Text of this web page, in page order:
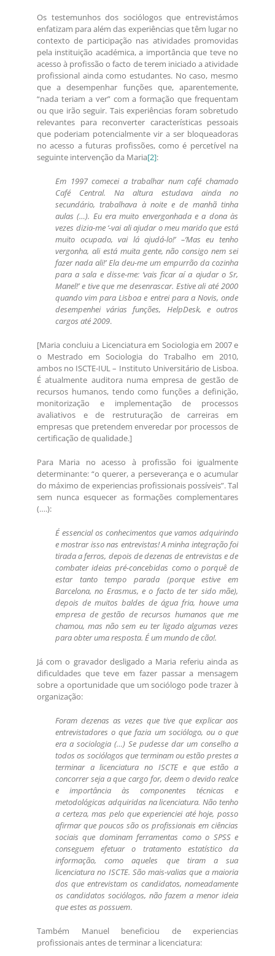
Os testemunhos dos sociólogos que entrevistámos
enfatizam para além das experiências que têm lugar no
contexto de participação nas atividades promovidas
pela instituição académica, a importância que teve no
acesso à profissão o facto de terem iniciado a atividade
profissional ainda como estudantes. No caso, mesmo
que a desempenhar funções que, aparentemente,
“nada teriam a ver” com a formação que frequentam
ou que irão seguir. Tais experiências foram sobretudo
relevantes para reconverter características pessoais
que poderiam potencialmente vir a ser bloqueadoras
no acesso a futuras profissões, como é percetível na
seguinte intervenção da Maria[2]:
Em 1997 comecei a trabalhar num café chamado
Café Central. Na altura estudava ainda no
secundário, trabalhava à noite e de manhã tinha
aulas (…). Eu era muito envergonhada e a dona às
vezes dizia-me ‘-vai ali ajudar o meu marido que está
muito ocupado, vai lá ajudá-lo!’ –‘Mas eu tenho
vergonha, ali está muita gente, não consigo nem sei
fazer nada ali!’ Ela deu-me um empurrão da cozinha
para a sala e disse-me: ‘vais ficar aí a ajudar o Sr,
Manel!’ e tive que me desenrascar. Estive ali até 2000
quando vim para Lisboa e entrei para a Novis, onde
desempenhei várias funções, HelpDesk, e outros
cargos até 2009.
[Maria concluiu a Licenciatura em Sociologia em 2007 e
o Mestrado em Sociologia do Trabalho em 2010,
ambos no ISCTE-IUL – Instituto Universitário de Lisboa.
É atualmente auditora numa empresa de gestão de
recursos humanos, tendo como funções a definição,
monitorização e implementação de processos
avaliativos e de restruturação de carreiras em
empresas que pretendem enveredar por processos de
certificação de qualidade.]
Para Maria no acesso à profissão foi igualmente
determinante: “o querer, a perseverança e o acumular
do máximo de experiencias profissionais possíveis”. Tal
sem nunca esquecer as formações complementares
(….):
É essencial os conhecimentos que vamos adquirindo
e mostrar isso nas entrevistas! A minha integração foi
tirada a ferros, depois de dezenas de entrevistas e de
combater ideias pré-concebidas como o porquê de
estar tanto tempo parada (porque estive em
Barcelona, no Erasmus, e o facto de ter sido mãe),
depois de muitos baldes de água fria, houve uma
empresa de gestão de recursos humanos que me
chamou, mas não sem eu ter ligado algumas vezes
para obter uma resposta. É um mundo de cão!.
Já com o gravador desligado a Maria referiu ainda as
dificuldades que teve em fazer passar a mensagem
sobre a oportunidade que um sociólogo pode trazer à
organização:
Foram dezenas as vezes que tive que explicar aos
entrevistadores o que fazia um sociólogo, ou o que
era a sociologia (…) Se pudesse dar um conselho a
todos os sociólogos que terminam ou estão prestes a
terminar a licenciatura no ISCTE e que estão a
concorrer seja a que cargo for, deem o devido realce
e importância às componentes técnicas e
metodológicas adquiridas na licenciatura. Não tenho
a certeza, mas pelo que experienciei até hoje, posso
afirmar que poucos são os profissionais em ciências
sociais que dominam ferramentas como o SPSS e
conseguem efetuar o tratamento estatístico da
informação, como aqueles que tiram a sua
licenciatura no ISCTE. São mais-valias que a maioria
dos que entrevistam os candidatos, nomeadamente
os candidatos sociólogos, não fazem a menor ideia
que estes as possuem.
Também Manuel beneficiou de experiencias
profissionais antes de terminar a licenciatura: